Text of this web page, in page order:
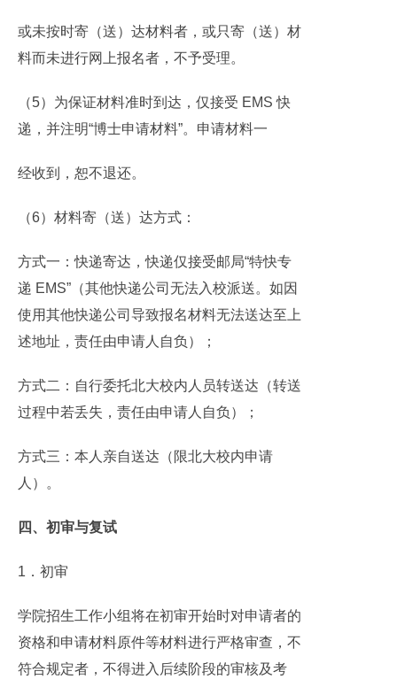
或未按时寄（送）达材料者，或只寄（送）材
料而未进行网上报名者，不予受理。
（5）为保证材料准时到达，仅接受 EMS 快
递，并注明“博士申请材料”。申请材料一
经收到，恕不退还。
（6）材料寄（送）达方式：
方式一：快递寄达，快递仅接受邮局“特快专
递 EMS”（其他快递公司无法入校派送。如因
使用其他快递公司导致报名材料无法送达至上
述地址，责任由申请人自负）；
方式二：自行委托北大校内人员转送达（转送
过程中若丢失，责任由申请人自负）；
方式三：本人亲自送达（限北大校内申请
人）。
四、初审与复试
1．初审
学院招生工作小组将在初审开始时对申请者的
资格和申请材料原件等材料进行严格审查，不
符合规定者，不得进入后续阶段的审核及考